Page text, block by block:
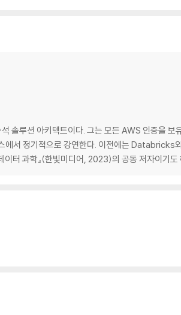
솔루션 아키텍트이다. 그는 모든 AWS 인증을
에서 정기적으로 강연한다. 이전에는
이터 과학』(한빛미디어, 2023)의 공동 저자이기도